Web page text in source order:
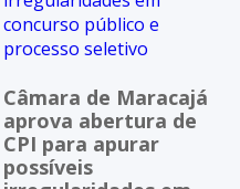
Câmara de Maracajá
aprova abertura de
CPI para apurar
possíveis